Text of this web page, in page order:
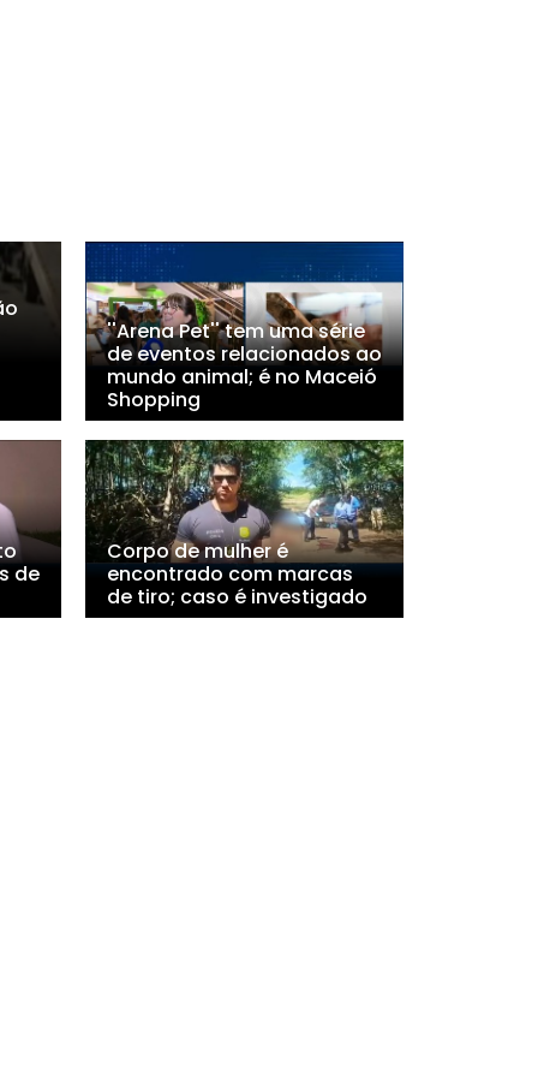
''Arena Pet'' tem uma série
de eventos relacionados ao
mundo animal; é no Maceió
Shopping
de
Corpo de mulher é
encontrado com marcas
de tiro; caso é investigado